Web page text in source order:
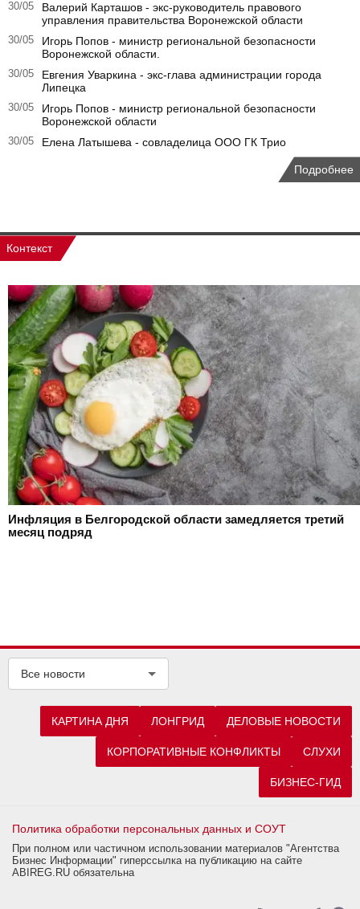
30/05
Валерий Карташов - экс-руководитель правового
управления правительства Воронежской области
30/05
Игорь Попов - министр региональной безопасности
Воронежской области.
30/05
Евгения Уваркина - экс-глава администрации города
Липецка
30/05
Игорь Попов - министр региональной безопасности
Воронежской области
30/05 Елена Латышева - совладелица ООО ГК Трио
Подробнее
Контекст
Инфляция в Белгородской области замедляется третий
месяц подряд
Все новости
КАРТИНА ДНЯ ЛОНГРИД ДЕЛОВЫЕ НОВОСТИ
КОРПОРАТИВНЫЕ КОНФЛИКТЫ СЛУХИ
БИЗНЕС-ГИД
Политика обработки персональных данных и СОУТ
При полном или частичном использовании материалов "Агентства
Бизнес Информации" гиперссылка на публикацию на сайте
ABIREG.RU обязательна